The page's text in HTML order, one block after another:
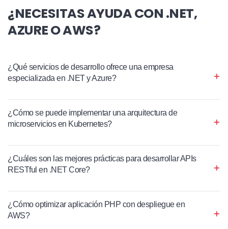
¿NECESITAS AYUDA CON .NET,
AZURE O AWS?
¿Qué servicios de desarrollo ofrece una empresa
especializada en .NET y Azure?
¿Cómo se puede implementar una arquitectura de
microservicios en Kubernetes?
¿Cuáles son las mejores prácticas para desarrollar APIs
RESTful en .NET Core?
¿Cómo optimizar aplicación PHP con despliegue en
AWS?